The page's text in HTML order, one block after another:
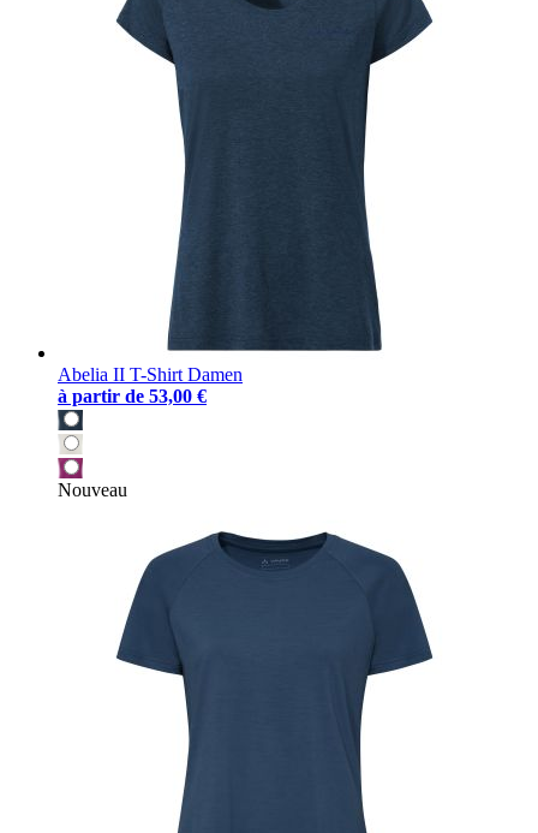
Abelia II T-Shirt Damen
à partir de 53,00 €
Nouveau